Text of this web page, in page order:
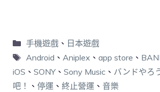
手機遊戲、 日本遊戲
Android 、 Aniplex 、 app store 、
iOS 、 SONY、 Sony Music 、 バンドやろ
吧！
、 停運 、 終止營運 、 音樂